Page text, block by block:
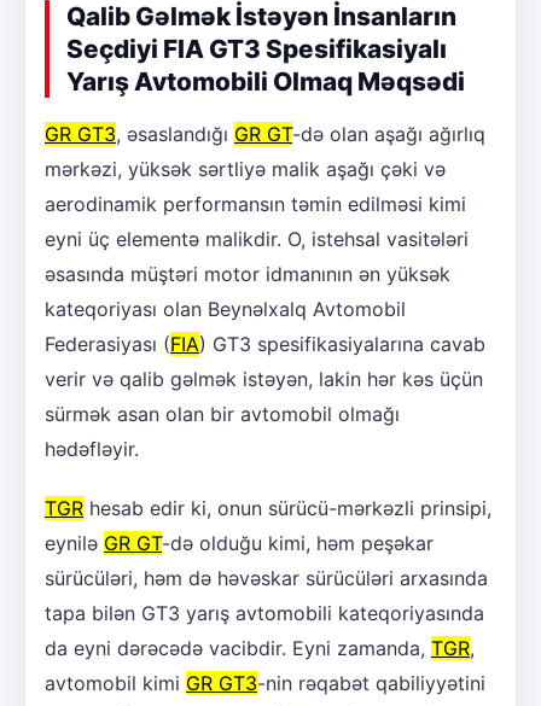
Qalib Gəlmək İstəyən İnsanların
Seçdiyi FIA GT3 Spesifikasiyalı
Yarış Avtomobili Olmaq Məqsədi
GR GT3, əsaslandığı GR GT-də olan aşağı ağırlıq
mərkəzi, yüksək sərtliyə malik aşağı çəki və
aerodinamik performansın təmin edilməsi kimi
eyni üç elementə malikdir. O, istehsal vasitələri
əsasında müştəri motor idmanının ən yüksək
kateqoriyası olan Beynəlxalq Avtomobil
Federasiyası (FIA) GT3 spesifikasiyalarına cavab
verir və qalib gəlmək istəyən, lakin hər kəs üçün
sürmək asan olan bir avtomobil olmağı
hədəfləyir.
TGR hesab edir ki, onun sürücü-mərkəzli prinsipi,
eynilə GR GT-də olduğu kimi, həm peşəkar
sürücüləri, həm də həvəskar sürücüləri arxasında
tapa bilən GT3 yarış avtomobili kateqoriyasında
da eyni dərəcədə vacibdir. Eyni zamanda, TGR,
avtomobil kimi GR GT3-nin rəqabət qabiliyyətini